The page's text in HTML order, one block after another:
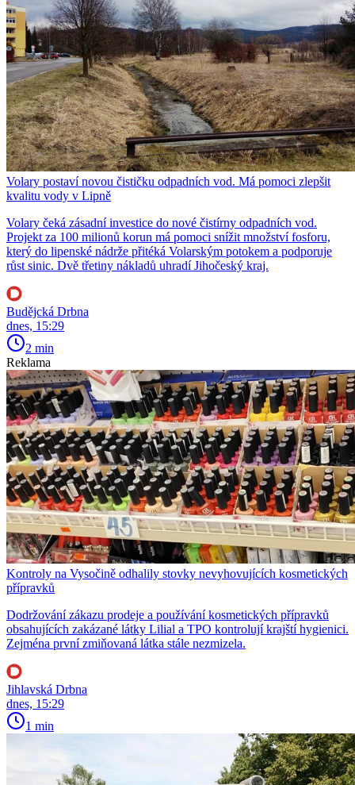
Volary postaví novou čističku odpadních vod. Má pomoci zlepšit
kvalitu vody v Lipně
Volary čeká zásadní investice do nové čistírny odpadních vod.
Projekt za 100 milionů korun má pomoci snížit množství fosforu,
který do lipenské nádrže přitéká Volarským potokem a podporuje
růst sinic. Dvě třetiny nákladů uhradí Jihočeský kraj.
Budějcká Drbna
dnes, 15:29
2 min
Reklama
Kontroly na Vysočině odhalily stovky nevyhovujících kosmetických
přípravků
Dodržování zákazu prodeje a používání kosmetických přípravků
obsahujících zakázané látky Lilial a TPO kontrolují krajští hygienici.
Zejména první zmiňovaná látka stále nezmizela.
Jihlavská Drbna
dnes, 15:29
1 min